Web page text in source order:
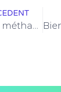
Une méthanisation sur 10 est passée par nous…